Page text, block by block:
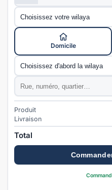
Wilaya
Mode de livraison
Domicile
Commune
Adresse
Produit
Livraison
Total